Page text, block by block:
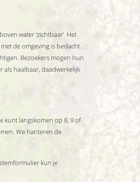
water ‘zichtbaar’. Het
de omgeving is bedacht.
Bezoekers mogen hun
als haalbaar, daadwerkelijk
kunt langskomen op 8, 9 of
We hanteren de
kun je